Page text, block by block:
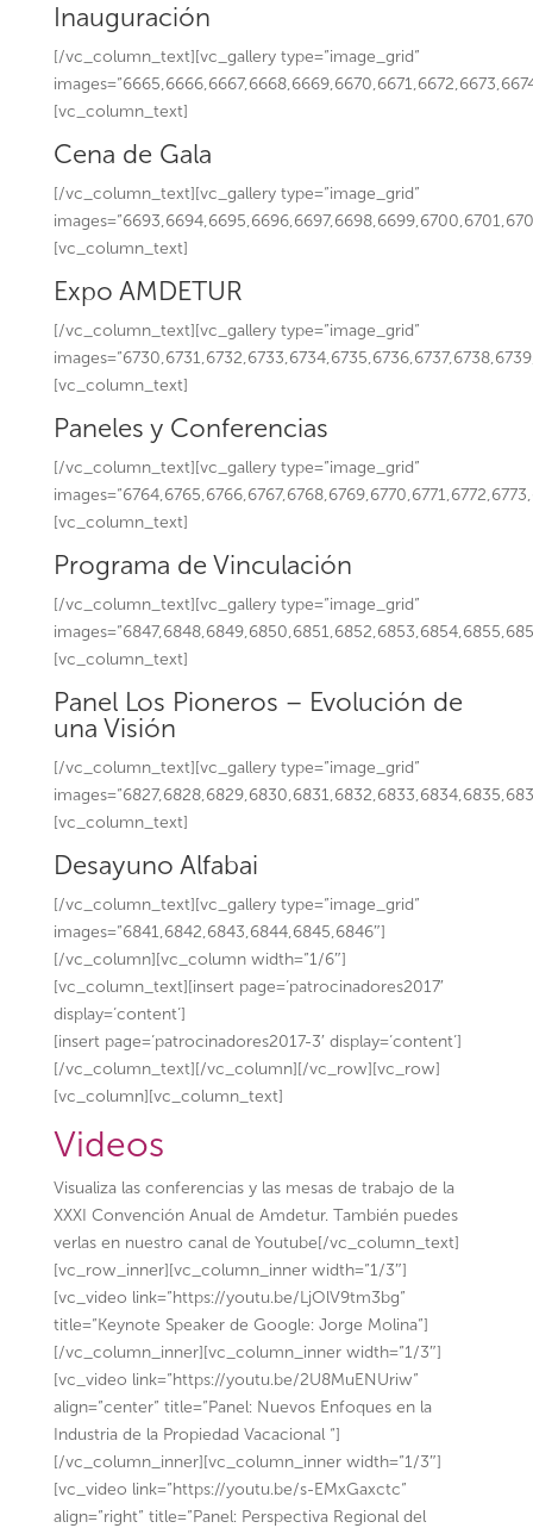
Inauguración
[/vc_column_text][vc_gallery type=”image_grid”
[vc_column_text]
Cena de Gala
[/vc_column_text][vc_gallery type=”image_grid”
[vc_column_text]
Expo AMDETUR
[/vc_column_text][vc_gallery type=”image_grid”
[vc_column_text]
Paneles y Conferencias
[/vc_column_text][vc_gallery type=”image_grid”
[vc_column_text]
Programa de Vinculación
[/vc_column_text][vc_gallery type=”image_grid”
[vc_column_text]
Panel Los Pioneros – Evolución de
una Visión
[/vc_column_text][vc_gallery type=”image_grid”
[vc_column_text]
Desayuno Alfabai
[/vc_column_text][vc_gallery type=”image_grid”
images=”6841,6842,6843,6844,6845,6846″]
[/vc_column][vc_column width=”1/6″]
[vc_column_text][insert page=’patrocinadores2017′
display=’content’]
[insert page=’patrocinadores2017-3′ display=’content’]
[/vc_column_text][/vc_column][/vc_row][vc_row]
[vc_column][vc_column_text]
Videos
Visualiza las conferencias y las mesas de trabajo de la
XXXI Convención Anual de Amdetur. También puedes
verlas en nuestro canal de Youtube[/vc_column_text]
[vc_row_inner][vc_column_inner width=”1/3″]
[vc_video link=”https://youtu.be/LjOlV9tm3bg”
title=”Keynote Speaker de Google: Jorge Molina”]
[/vc_column_inner][vc_column_inner width=”1/3″]
[vc_video link=”https://youtu.be/2U8MuENUriw”
align=”center” title=”Panel: Nuevos Enfoques en la
Industria de la Propiedad Vacacional “]
[/vc_column_inner][vc_column_inner width=”1/3″]
[vc_video link=”https://youtu.be/s-EMxGaxctc”
align=”right” title=”Panel: Perspectiva Regional del